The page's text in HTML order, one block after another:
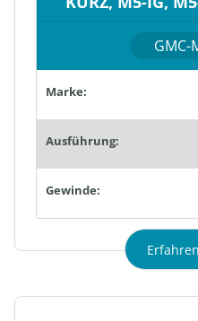
GMC-
Marke:
Ausführung:
Gewinde: